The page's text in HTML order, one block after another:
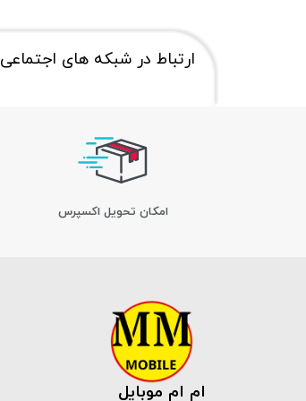
ارتباط در شبکه های اجتماعی
اﻣﮑﺎن ﺗﺤﻮﯾﻞ اﮐﺴﭙﺮس
ام ام موبایل